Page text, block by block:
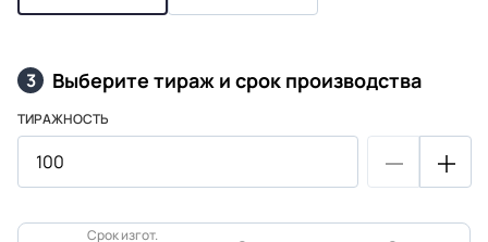
3 Выберите тираж и срок производства
ТИРАЖНОСТЬ
Срок изгот.